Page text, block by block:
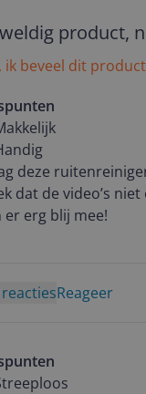
product,
deze
dat de video’s
er erg blij mee!
ik beveel dit
Reageer